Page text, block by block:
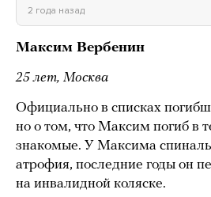
2 года назад
Максим Вербенин
25 лет, Москва
Официально в списках
но о том, что Максим погиб в
знакомые. У Максима
атрофия, последние годы он
на инвалидной коляске.